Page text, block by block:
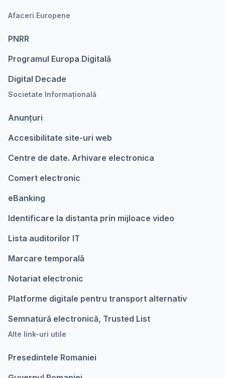
Afaceri Europene
PNRR
Programul Europa Digitalǎ
Digital Decade
Societate Informațională
Anunțuri
Accesibilitate site-uri web
Centre de date. Arhivare electronica
Comert electronic
eBanking
Identificare la distanta prin mijloace video
Lista auditorilor IT
Marcare temporalǎ
Notariat electronic
Platforme digitale pentru transport alternativ
Semnatură electronică, Trusted List
Alte link-uri utile
Presedintele Romaniei